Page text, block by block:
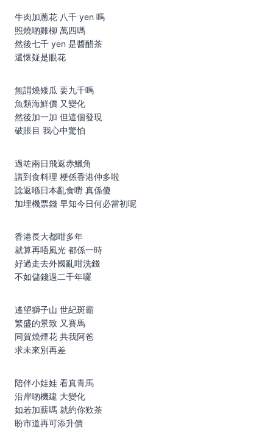
牛肉加蔥花 八千 yen 嗎
照燒啲雞柳 萬四嗎
然後七千 yen 是醬醋茶
還懷疑是眼花
無謂燒矮瓜 要九千嗎
魚類海鮮價 又變化
然後加一加 但這個發現
破賬目 我心中驚怕
過咗兩日飛返赤鱲角
講到食料理 梗係香港仲多啦
諗返喺日本亂食嘢 真係傻
加埋機票錢 早知今日何必當初呢
香港長大都咁多年
就算再唔風光 都係一時
好過走去外國亂咁洗錢
不如儲錢過二千年囉
遙望獅子山 世紀斑霸
繁盛的景致 又賽馬
同賀燒煙花 共我阿爸
求未來別再差
陪伴小娃娃 看真青馬
沿岸啲機建 大變化
如若加薪嗎 就約你歎茶
盼市道再可添升價